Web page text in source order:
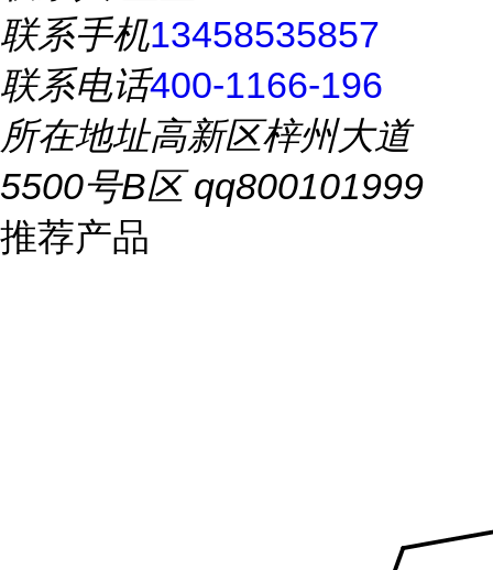
联系手机13458535857
联系电话400-1166-196
所在地址高新区梓州大道
5500号B区 qq800101999
推荐产品